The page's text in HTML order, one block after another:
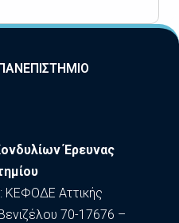
Έρευνας
Αττικής
70-17676 –